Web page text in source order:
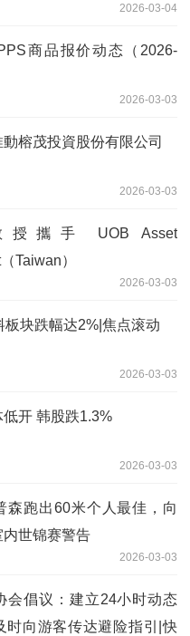
2026-03-04
商品报价动态（2026-
2026-03-03
榕茂投資股份有限公司
2026-03-03
攜手 UOB Asset
Taiwan）
2026-03-03
板块跌幅达2%|焦点滚动
2026-03-03
低开 韩股跌1.3%
2026-03-03
森跑出60米个人最佳，向
世锦赛警告
2026-03-03
会倡议：建立24小时动态
时向游客传达避险指引|快